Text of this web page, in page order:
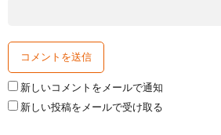
新しいコメントをメールで通知
新しい投稿をメールで受け取る